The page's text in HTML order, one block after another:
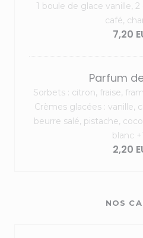
1 boule de glace vanille,
café,
7,20
Parfum
Sorbets : citron, fraise,
Crèmes glacées : vanille,
beurre salé, pistache,
blanc
2,20
NOS